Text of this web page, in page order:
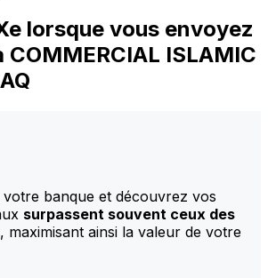
lorsque vous envoyez
COMMERCIAL ISLAMIC
banque et découvrez vos
surpassent souvent ceux des
, maximisant ainsi la valeur de votre